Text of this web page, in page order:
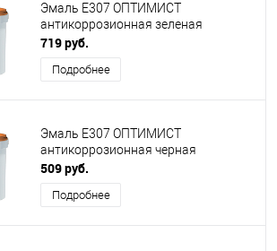
Эмаль E307 ОПТИМИСТ
антикоррозионная зеленая
719 руб.
Подробнее
Эмаль E307 ОПТИМИСТ
антикоррозионная черная
509 руб.
Подробнее